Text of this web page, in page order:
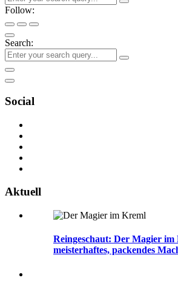
Follow:
Search:
Social
Aktuell
Reingeschaut: Der Magier
meisterhaftes, packendes